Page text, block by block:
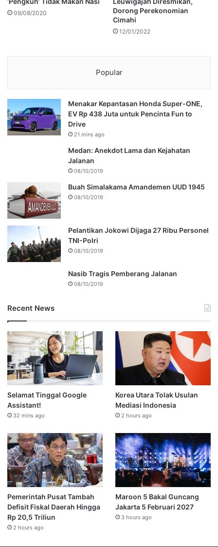
09/08/2020
Dorong Perekonomian
Cimahi
12/01/2022
Popular
Menakar Kepantasan Honda Super-ONE,
EV Rp 438 Juta untuk Pencinta Fun to
Drive
21 mins ago
Medan: Anekdot Lama dan Kejahatan
Jalanan
08/10/2019
Buah Simalakama Amandemen UUD 1945
08/10/2019
Pelantikan Jokowi Dijaga 27 Ribu Personel
TNI-Polri
08/10/2019
Nasib Tragis Pemberang Jalanan
08/10/2019
Recent News
Selamat Tinggal Google
Assistant!
32 mins ago
Korea Utara Tolak Usulan
Mediasi Indonesia
2 hours ago
Pemerintah Pusat Tambah
Defisit Fiskal Daerah Hingga
Rp 20,5 Triliun
2 hours ago
Maroon 5 Bakal Guncang
Jakarta 5 Februari 2027
3 hours ago